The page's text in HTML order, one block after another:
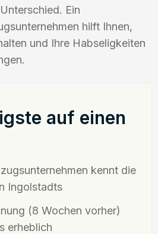
Ein
hilft Ihnen,
und Ihre Habseligkeiten
auf einen
kennt die
Ingolstadts
(8 Wochen vorher)
erheblich